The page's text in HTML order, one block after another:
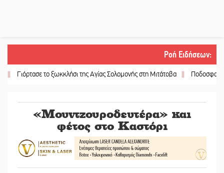
Ροή Ειδήσεων:
το ξωκκλήσι της Αγίας Σολομονής στη Μιτάτοβα || Ποδοσφαιρικό
«Μουντζουροδευτέρα» και
φέτος στο Καστόρι